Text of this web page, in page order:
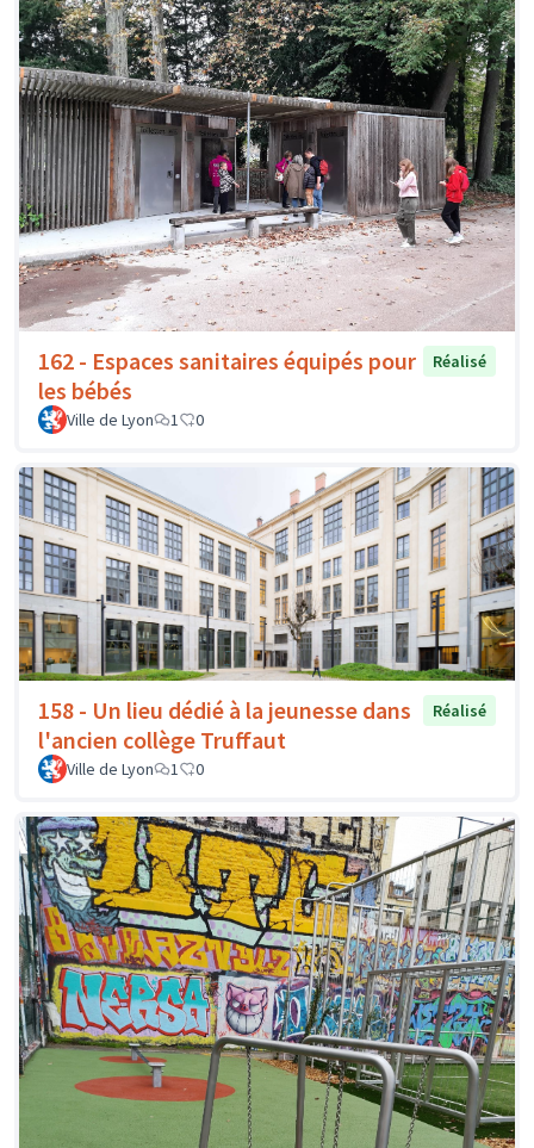
162 - Espaces sanitaires équipés pour
les bébés
Réalisé
Ville de Lyon 1 0
158 - Un lieu dédié à la jeunesse dans
l'ancien collège Truffaut
Réalisé
Ville de Lyon 1 0